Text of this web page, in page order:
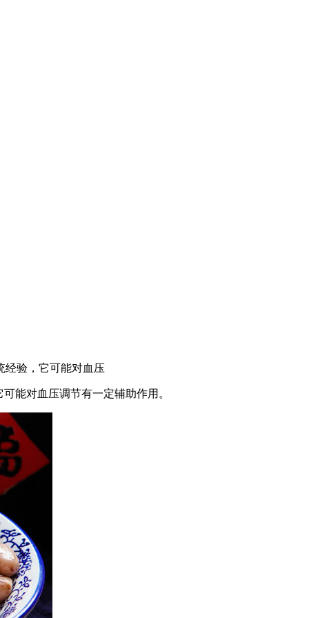
经验，它可能对血压
能对血压调节有一定辅助作用。